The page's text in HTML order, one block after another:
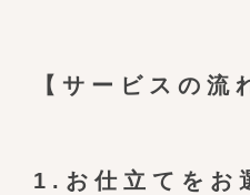
【サービスの流
1.お仕立てをお